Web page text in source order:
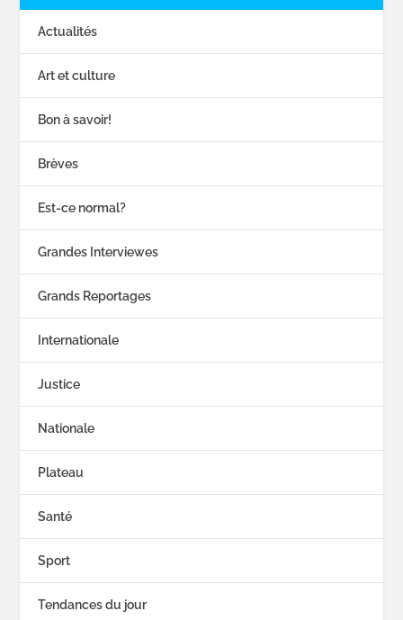
Actualités
Art et culture
Bon à savoir!
Brèves
Est-ce normal?
Grandes Interviewes
Grands Reportages
Internationale
Justice
Nationale
Plateau
Santé
Sport
Tendances du jour